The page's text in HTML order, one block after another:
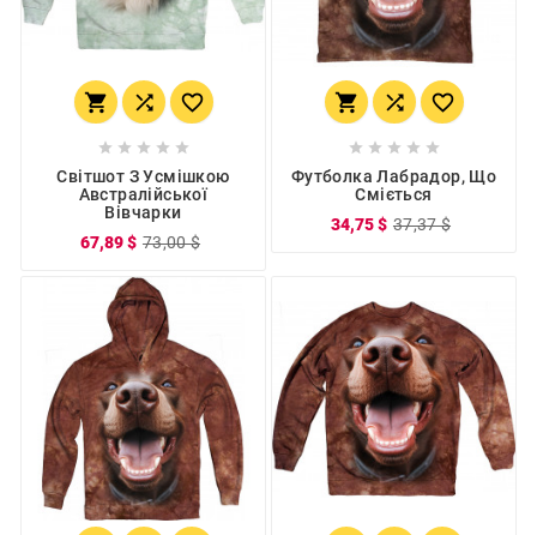
  
    
Світшот З Усмішкою
Австралійської
Вівчарки
67,89 $ 73,00 $
  
    
Футболка Лабрадор, Що
Сміється
34,75 $ 37,37 $